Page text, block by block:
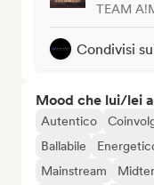
TEAM
Condivisi
Mood che lui/lei
Autentico
Ballabile
Mainstream